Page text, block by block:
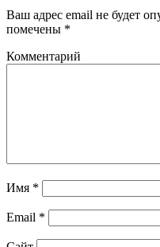
Ваш адрес email не будет
помечены *
Комментарий
Имя *
Email *